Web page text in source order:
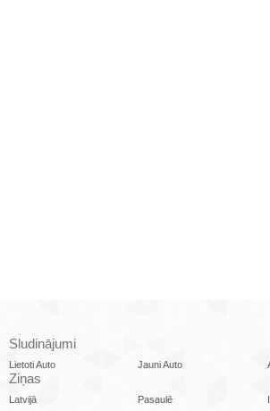
Sludinājumi
Lietoti Auto Jauni Auto
Ziņas
Latvijā Pasaulē